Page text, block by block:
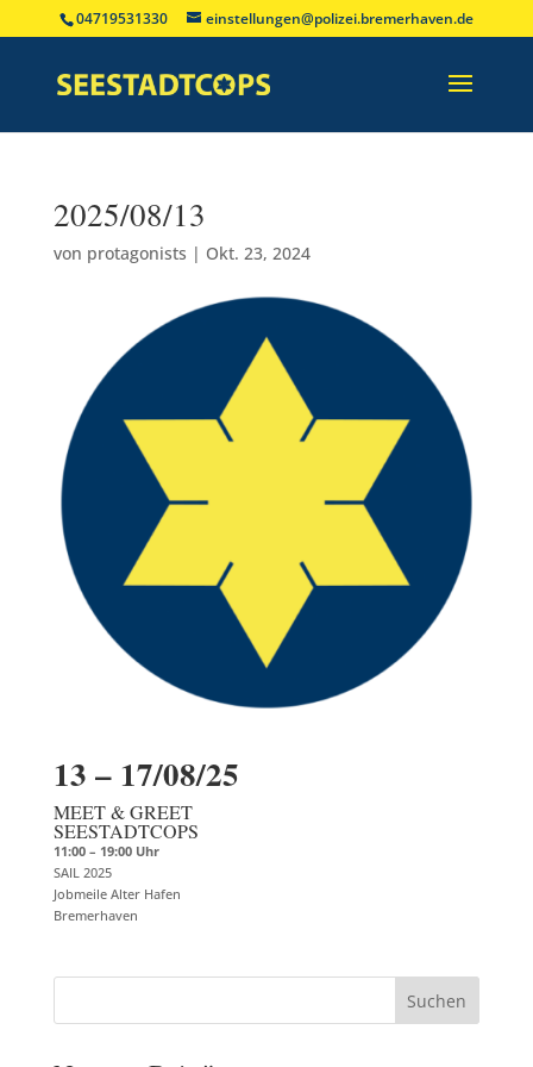
04719531330 einstellungen@polizei.bremerhaven.de
2025/08/13
von protagonists | Okt. 23, 2024
13 – 17/08/25
MEET & GREET
SEESTADTCOPS
11:00 – 19:00 Uhr
SAIL 2025
Jobmeile Alter Hafen
Bremerhaven
Suchen